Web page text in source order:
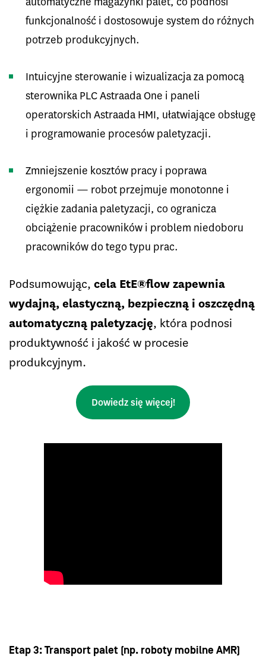
funkcjonalność i dostosowuje system do różnych
potrzeb produkcyjnych.
Intuicyjne sterowanie i wizualizacja za pomocą
sterownika PLC Astraada One i paneli
operatorskich Astraada HMI, ułatwiające obsługę
i programowanie procesów paletyzacji.
Zmniejszenie kosztów pracy i poprawa
ergonomii — robot przejmuje monotonne i
ciężkie zadania paletyzacji, co ogranicza
obciążenie pracowników i problem niedoboru
pracowników do tego typu prac.
Podsumowując, cela EtE®flow zapewnia
wydajną, elastyczną, bezpieczną i oszczędną
automatyczną paletyzację, która podnosi
produktywność i jakość w procesie
produkcyjnym.
Dowiedz się więcej!
Etap 3: Transport palet (np. roboty mobilne AMR)